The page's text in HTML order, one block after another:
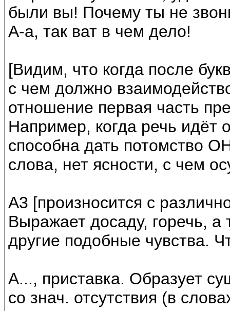
были вы! Почему ты не
А-а, так ват в чем дело!
[Видим, что когда после
с чем должно
отношение первая часть
Например, когда речь идёт
способна дать потомство
слова, нет ясности, с чем
А3 [произносится с
Выражает досаду, горечь, а
другие подобные чувства.
А..., приставка. Образует
со знач. отсутствия (в